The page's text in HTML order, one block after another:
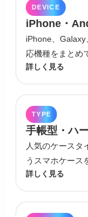
DEVICE
iPhone・
iPhone、
応機種をまとめ
詳しく見る
TYPE
手帳型・ハ
人気のケースタ
うスマホケース
詳しく見る